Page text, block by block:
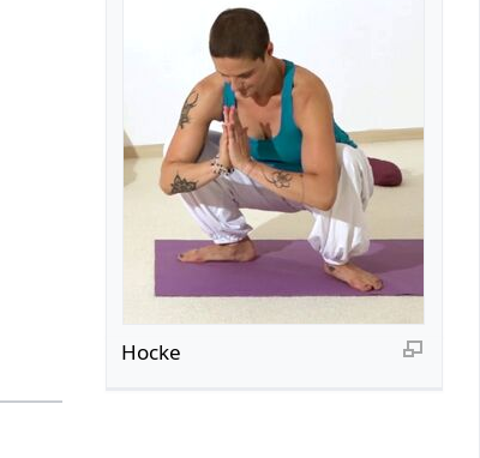
Hocke